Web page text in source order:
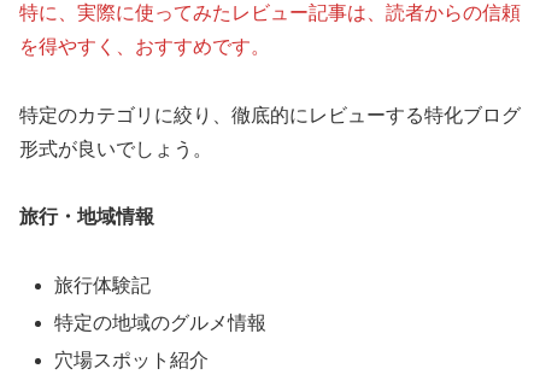
特に、実際に使ってみたレビュー記事は、読者からの信頼
を得やすく、おすすめです。
特定のカテゴリに絞り、徹底的にレビューする特化ブログ
形式が良いでしょう。
旅行・地域情報
旅行体験記
特定の地域のグルメ情報
穴場スポット紹介